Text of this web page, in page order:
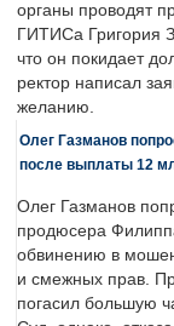
органы проводят
ГИТИСа Григория
что он покидает
ректор написал
желанию.
Олег Газманов
после выплаты 12
Олег Газманов
продюсера
обвинению в
и смежных прав.
погасил большую